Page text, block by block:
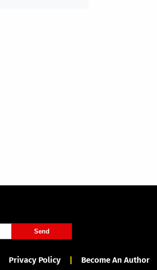
Send
Privacy Policy Become An Author